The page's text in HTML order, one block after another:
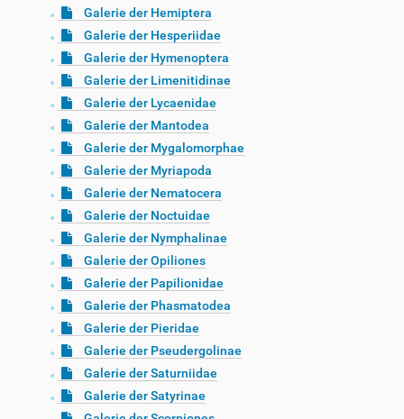
Galerie der Hemiptera
Galerie der Hesperiidae
Galerie der Hymenoptera
Galerie der Limenitidinae
Galerie der Lycaenidae
Galerie der Mantodea
Galerie der Mygalomorphae
Galerie der Myriapoda
Galerie der Nematocera
Galerie der Noctuidae
Galerie der Nymphalinae
Galerie der Opiliones
Galerie der Papilionidae
Galerie der Phasmatodea
Galerie der Pieridae
Galerie der Pseudergolinae
Galerie der Saturniidae
Galerie der Satyrinae